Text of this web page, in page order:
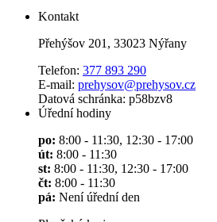
Kontakt
Přehýšov 201, 33023 Nýřany
Telefon: 377 893 290
E-mail: prehysov@prehysov.cz
Datová schránka: p58bzv8
Úřední hodiny
po: 8:00 - 11:30, 12:30 - 17:00
út: 8:00 - 11:30
st: 8:00 - 11:30, 12:30 - 17:00
čt: 8:00 - 11:30
pá: Není úřední den